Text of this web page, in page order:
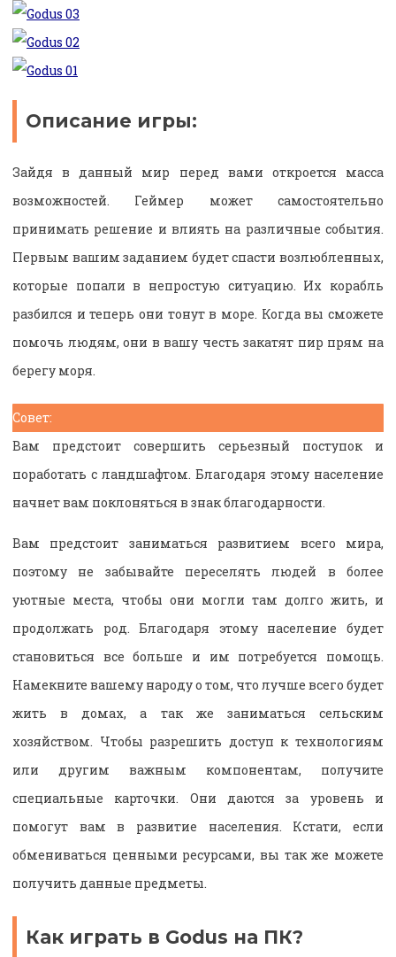
Описание игры:
Зайдя в данный мир перед вами откроется масса
возможностей. Геймер может самостоятельно
принимать решение и влиять на различные события.
Первым вашим заданием будет спасти возлюбленных,
которые попали в непростую ситуацию. Их корабль
разбился и теперь они тонут в море. Когда вы сможете
помочь людям, они в вашу честь закатят пир прям на
берегу моря.
Совет:
Вам предстоит совершить серьезный поступок и
поработать с ландшафтом. Благодаря этому население
начнет вам поклоняться в знак благодарности.
Вам предстоит заниматься развитием всего мира,
поэтому не забывайте переселять людей в более
уютные места, чтобы они могли там долго жить, и
продолжать род. Благодаря этому население будет
становиться все больше и им потребуется помощь.
Намекните вашему народу о том, что лучше всего будет
жить в домах, а так же заниматься сельским
хозяйством. Чтобы разрешить доступ к технологиям
или другим важным компонентам, получите
специальные карточки. Они даются за уровень и
помогут вам в развитие населения. Кстати, если
обмениваться ценными ресурсами, вы так же можете
получить данные предметы.
Как играть в Godus на ПК?